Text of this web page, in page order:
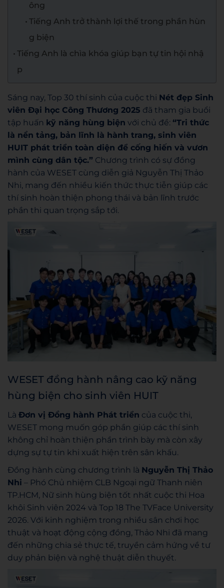
ông
Tiếng Anh trở thành lợi thế trong phần hùn
g biện
Tiếng Anh là chìa khóa giúp bạn tự tin hội nhậ
p
Sáng nay, Top 30 thí sinh của cuộc thi Nét đẹp Sinh
viên Đại học Công Thương 2025 đã tham gia buổi
tập huấn kỹ năng hùng biện với chủ đề: “Tri thức
là nền tảng, bản lĩnh là hành trang, sinh viên
HUIT phát triển toàn diện để cống hiến và vươn
mình cùng dân tộc.” Chương trình có sự đồng
hành của WESET cùng diễn giả Nguyễn Thị Thảo
Nhi, mang đến nhiều kiến thức thực tiễn giúp các
thí sinh hoàn thiện phong thái và bản lĩnh trước
phần thi quan trọng sắp tới.
WESET đồng hành nâng cao kỹ năng
hùng biện cho sinh viên HUIT
Là Đơn vị Đồng hành Phát triển của cuộc thi,
WESET mong muốn góp phần giúp các thí sinh
không chỉ hoàn thiện phần trình bày mà còn xây
dựng sự tự tin khi xuất hiện trên sân khấu.
Đồng hành cùng chương trình là Nguyễn Thị Thảo
Nhi – Phó Chủ nhiệm CLB Ngoại ngữ Thanh niên
TP.HCM, Nữ sinh hùng biện tốt nhất cuộc thi Hoa
khôi Sinh viên 2024 và Top 18 The TVFace University
2026. Với kinh nghiệm trong nhiều sân chơi học
thuật và hoạt động cộng đồng, Thảo Nhi đã mang
đến những chia sẻ thực tế, truyền cảm hứng về tư
duy phản biện và nghệ thuật diễn thuyết.